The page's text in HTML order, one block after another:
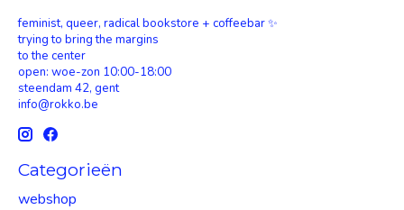
feminist, queer, radical bookstore + coffeebar ✨
trying to bring the margins
to the center
open: woe-zon 10:00-18:00
steendam 42, gent
info@rokko.be
Categorieën
webshop